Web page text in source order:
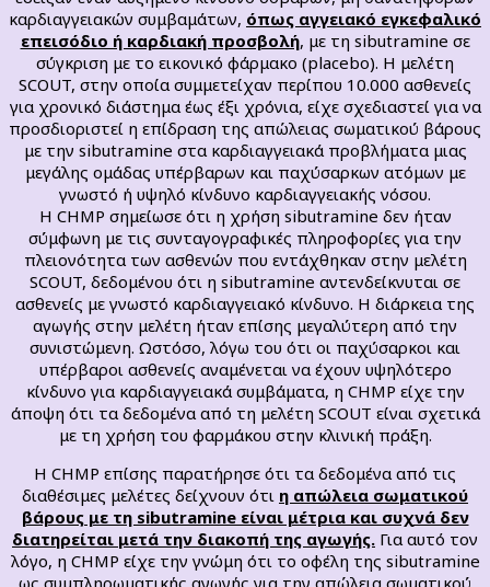
καρδιαγγειακών συμβαμάτων, όπως αγγειακό εγκεφαλικό
επεισόδιο ή καρδιακή προσβολή, με τη sibutramine σε
σύγκριση με το εικονικό φάρμακο (placebo). Η μελέτη
SCOUT, στην οποία συμμετείχαν περίπου 10.000 ασθενείς
για χρονικό διάστημα έως έξι χρόνια, είχε σχεδιαστεί για να
προσδιοριστεί η επίδραση της απώλειας σωματικού βάρους
με την sibutramine στα καρδιαγγειακά προβλήματα μιας
μεγάλης ομάδας υπέρβαρων και παχύσαρκων ατόμων με
γνωστό ή υψηλό κίνδυνο καρδιαγγειακής νόσου.
Η CHMP σημείωσε ότι η χρήση sibutramine δεν ήταν
σύμφωνη με τις συνταγογραφικές πληροφορίες για την
πλειονότητα των ασθενών που εντάχθηκαν στην μελέτη
SCOUT, δεδομένου ότι η sibutramine αντενδείκνυται σε
ασθενείς με γνωστό καρδιαγγειακό κίνδυνο. Η διάρκεια της
αγωγής στην μελέτη ήταν επίσης μεγαλύτερη από την
συνιστώμενη. Ωστόσο, λόγω του ότι οι παχύσαρκοι και
υπέρβαροι ασθενείς αναμένεται να έχουν υψηλότερο
κίνδυνο για καρδιαγγειακά συμβάματα, η CHMP είχε την
άποψη ότι τα δεδομένα από τη μελέτη SCOUT είναι σχετικά
με τη χρήση του φαρμάκου στην κλινική πράξη.
Η CHMP επίσης παρατήρησε ότι τα δεδομένα από τις
διαθέσιμες μελέτες δείχνουν ότι η απώλεια σωματικού
βάρους με τη sibutramine είναι μέτρια και συχνά δεν
διατηρείται μετά την διακοπή της αγωγής. Για αυτό τον
λόγο, η CHMP είχε την γνώμη ότι το οφέλη της sibutramine
ως συμπληρωματικής αγωγής για την απώλεια σωματικού